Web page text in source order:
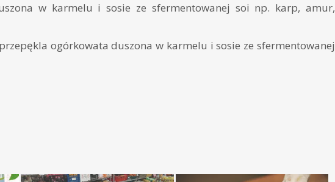
w karmelu i sosie ze sfermentowanej soi np. karp, amur,
ogórkowata duszona w karmelu i sosie ze sfermentowanej